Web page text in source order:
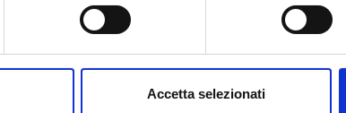
Accetta selezionati
SCOPRI DI PIÙ →
Scade il31 ottobre 2026